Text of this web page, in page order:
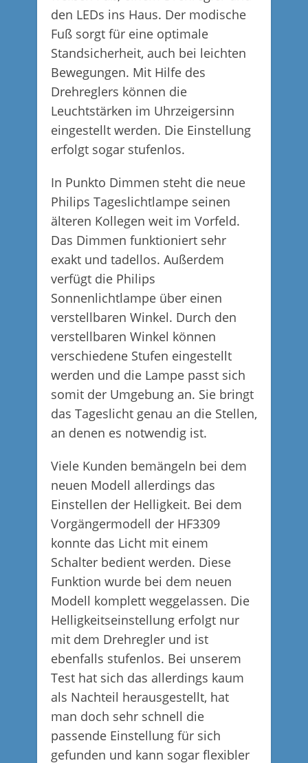
den LEDs ins Haus. Der modische
Fuß sorgt für eine optimale
Standsicherheit, auch bei leichten
Bewegungen. Mit Hilfe des
Drehreglers können die
Leuchtstärken im Uhrzeigersinn
eingestellt werden. Die Einstellung
erfolgt sogar stufenlos.
In Punkto Dimmen steht die neue
Philips Tageslichtlampe seinen
älteren Kollegen weit im Vorfeld.
Das Dimmen funktioniert sehr
exakt und tadellos. Außerdem
verfügt die Philips
Sonnenlichtlampe über einen
verstellbaren Winkel. Durch den
verstellbaren Winkel können
verschiedene Stufen eingestellt
werden und die Lampe passt sich
somit der Umgebung an. Sie bringt
das Tageslicht genau an die Stellen,
an denen es notwendig ist.
Viele Kunden bemängeln bei dem
neuen Modell allerdings das
Einstellen der Helligkeit. Bei dem
Vorgängermodell der HF3309
konnte das Licht mit einem
Schalter bedient werden. Diese
Funktion wurde bei dem neuen
Modell komplett weggelassen. Die
Helligkeitseinstellung erfolgt nur
mit dem Drehregler und ist
ebenfalls stufenlos. Bei unserem
Test hat sich das allerdings kaum
als Nachteil herausgestellt, hat
man doch sehr schnell die
passende Einstellung für sich
gefunden und kann sogar flexibler